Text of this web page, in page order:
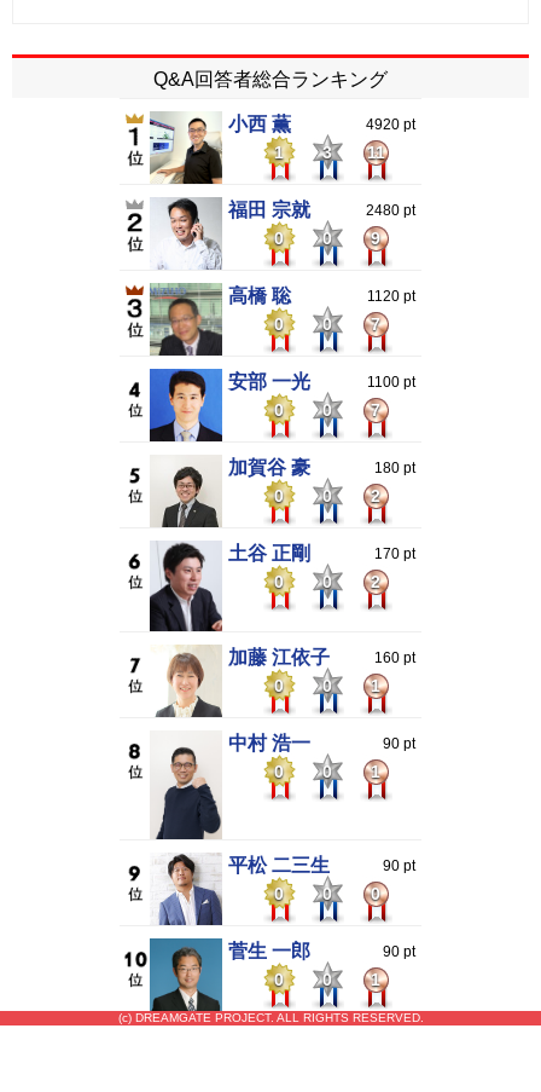
Q&A回答者総合ランキング
小西 薫 4920 pt
1 3 11
福田 宗就 2480 pt
0 0 9
高橋 聡 1120 pt
0 0 7
安部 一光 1100 pt
0 0 7
加賀谷 豪 180 pt
0 0 2
土谷 正剛 170 pt
0 0 2
加藤 江依子 160 pt
0 0 1
中村 浩一 90 pt
0 0 1
平松 二三生 90 pt
0 0 0
菅生 一郎 90 pt
0 0 1
(c) DREAMGATE PROJECT. ALL RIGHTS RESERVED.